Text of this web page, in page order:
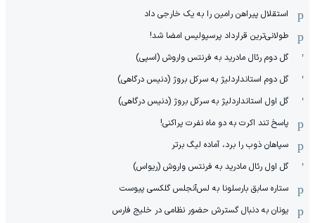
استقلال پیراهن رامین را به یک خارجی داد
طولانی‌ترین قرارداد پرسپولیس امضا شد!
گل دوم رئال مادرید به فرنتس واروش (اسپی)
گل دوم استانداردلیژ به سرکل بروژ (دنیس درگاهی)
گل اول استانداردلیژ به سرکل بروژ (دنیس درگاهی)
پاسخ تند اکرت به دو ماه نفرت پراکنی!
سپاهان ذوب را برد، آماده لیگ برتر
گل اول رئال مادرید به فرنتس واروش (ریواس)
ستاره سابق بارسلونا به لس‌آنجلس گلکسی پیوست
یونان به دنبال گسترش حضور نظامی در خلیج فارس